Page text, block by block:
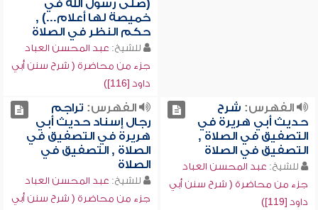
(صلى رسول الله في
خميصة لها أعلام...) ,
حكم النظر في الصلاة
للشيخ: عبد المحسن العباد
جزء من محاضرة ( شرح سنن أبي
داود [116])
الفهرس: شرح
حديث أبي هريرة في
التصفيق في الصلاة ,
التصفيق في الصلاة
للشيخ: عبد المحسن العباد
جزء من محاضرة ( شرح سنن أبي
داود [119])
الفهرس: تراجم
رجال إسناد حديث أبي
هريرة في التصفيق في
الصلاة , التصفيق في
الصلاة
للشيخ: عبد المحسن العباد
جزء من محاضرة ( شرح سنن أبي